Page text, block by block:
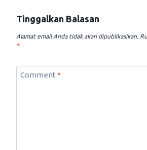
Tinggalkan Balasan
Alamat email Anda tidak akan dipublikasikan.
*
Comment *